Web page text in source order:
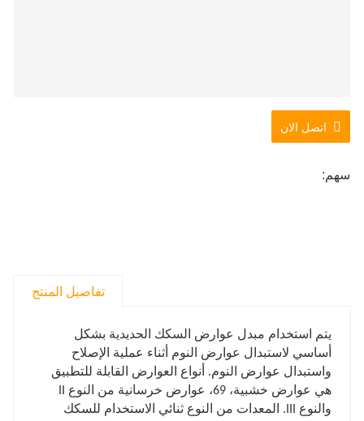
اتصل الان
سهم:
تفاصيل المنتج
يتم استخدام مبدل عوارض السكك الحديدية بشكل
أساسي لاستبدال عوارض النوم أثناء عملية الإصلاح
واستبدال عوارض النوم. أنواع العوارض القابلة للتطبيق
والنوع III. المعدات من النوع ثنائي الاستخدام للسكك